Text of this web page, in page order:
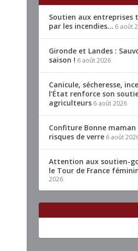
Soutien aux entreprises
par les incendies… 6 août
Gironde et Landes :
saison ! 6 août 2026
Canicule, sécheresse,
l’État renforce son
agriculteurs 6 août 2026
Confiture Bonne maman
risques de verre 6 août
Attention aux soutien-
le Tour de France
2026